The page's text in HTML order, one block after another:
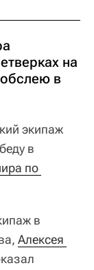
на
в
экипаж
в
по
в
Алексея